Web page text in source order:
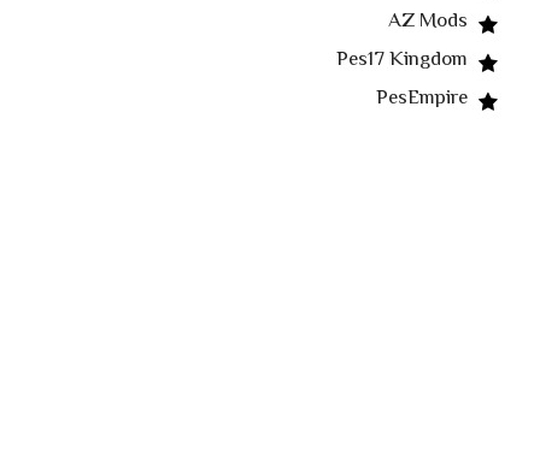
AZ Mods
Pes17 Kingdom
PesEmpire